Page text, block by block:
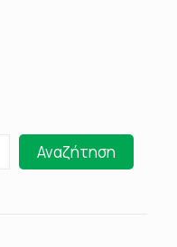
Αναζήτηση